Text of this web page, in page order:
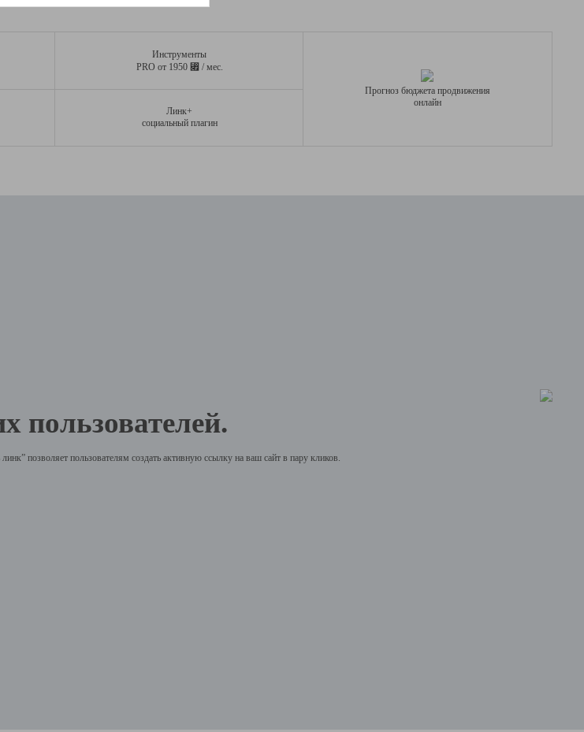
Инструменты
PRO от 1950 ⃏ / мес.
Линк+
социальный плагин
Прогноз бюджета продвижения
онлайн
пользователей.
позволяет пользователям создать активную ссылку на ваш сайт в пару кликов.